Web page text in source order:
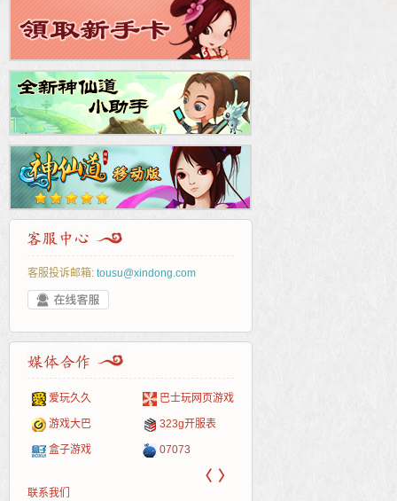
客服投诉邮箱: tousu@xindong.com
爱玩久久 巴士玩网页游戏
游戏大巴 323g开服表
盒子游戏 07073
〈 〉
联系我们